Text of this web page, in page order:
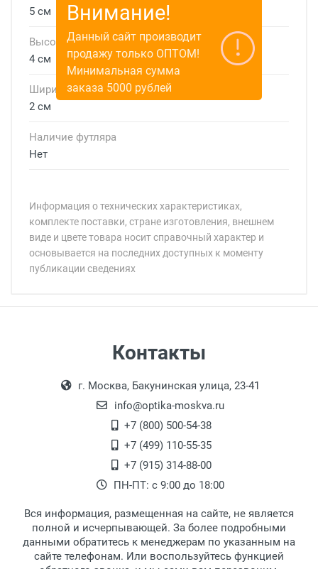
5 см
Высота линзы
4 см
Ширина мостика
2 см
Наличие футляра
Нет
Информация о технических характеристиках,
комплекте поставки, стране изготовления, внешнем
виде и цвете товара носит справочный характер и
основывается на последних доступных к моменту
публикации сведениях
Самовывоз.
Оплата товара производится
наличными непосредственно на пункте
выдачи товара.
Перечисление средств на расчетный счет.
18:00, по субботам с 11:00 до 15:00, в
офисе по адресу: г. Москва,
Переведеновский переулок 17, корпус 1,
второй этаж, тел. +7 (499) 110-55-35.
После того, как заказ поступает в пункт
выдачи, наш менеджер связывается с
клиентом и оповещает о поступлении
Для получения товара при себе
обязательно иметь паспорт.
Заказ необходимо забрать в течение 3
Контакты
г. Москва, Бакунинская улица, 23-41
info@optika-moskva.ru
+7 (800) 500-54-38
+7 (499) 110-55-35
+7 (915) 314-88-00
ПН-ПТ: с 9:00 до 18:00
Вся информация, размещенная на сайте, не является
полной и исчерпывающей. За более подробными
данными обратитесь к менеджерам по указанным на
сайте телефонам. Или воспользуйтесь функцией
Внимание!
Данный сайт производит
продажу только ОПТОМ!
Минимальная сумма
заказа 5000 рублей